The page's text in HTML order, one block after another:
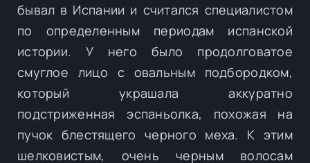
бывал в Испании и считался специалистом
по определенным периодам испанской
истории. У него было продолговатое
смуглое лицо с овальным подбородком,
который украшала аккуратно
подстриженная эспаньолка, похожая на
пучок блестящего черного меха. К этим
шелковистым, очень черным волосам